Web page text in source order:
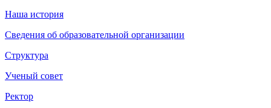
Наша история
Сведения об образовательной организации
Структура
Ученый совет
Ректор